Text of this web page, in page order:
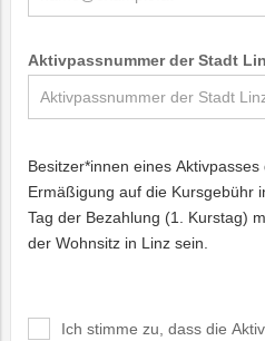
Aktivpassnummer der Stadt
Besitzer*innen eines
Ermäßigung auf die Kursgebühr
Tag der Bezahlung (1. Kurstag)
der Wohnsitz in Linz sein.
Ich stimme zu, dass die